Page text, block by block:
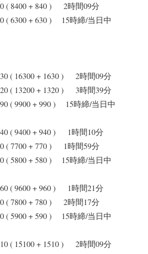
( 8400 + 840 ) 2時間09分
( 6300 + 630 ) 15時締/当日中
( 16300 + 1630 ) 2時間09分
( 13200 + 1320 ) 3時間39分
( 9900 + 990 ) 15時締/当日中
( 9400 + 940 ) 1時間10分
( 7700 + 770 ) 1時間59分
( 5800 + 580 ) 15時締/当日中
( 9600 + 960 ) 1時間21分
( 7800 + 780 ) 2時間17分
( 5900 + 590 ) 15時締/当日中
( 15100 + 1510 ) 2時間09分